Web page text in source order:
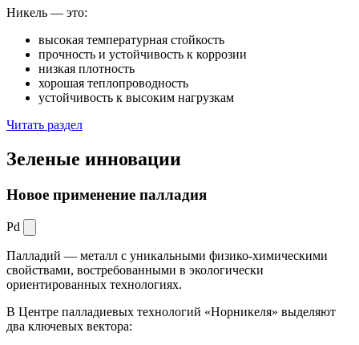
Никель — это:
высокая температурная стойкость
прочность и устойчивость к коррозии
низкая плотность
хорошая теплопроводность
устойчивость к высоким нагрузкам
Читать раздел
Зеленые инновации
Новое применение палладия
Pd
Палладий — металл с уникальными физико-химическими
свойствами, востребованными в экологически
ориентированных технологиях.
В Центре палладиевых технологий «Норникеля» выделяют
два ключевых вектора: